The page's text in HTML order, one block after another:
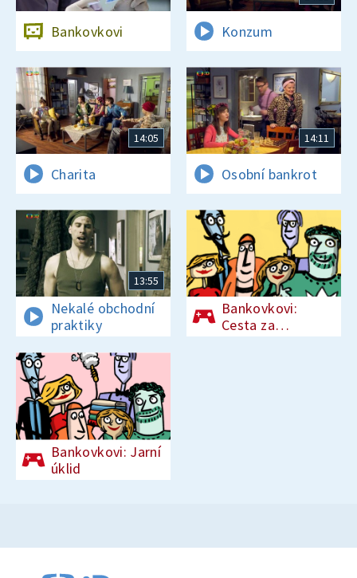
Bankovkovi Konzum
14:05
Charita
14:11
Osobní bankrot
13:55
Nekalé obchodní
praktiky
Bankovkovi:
Cesta za
pokladem
Bankovkovi: Jarní
úklid